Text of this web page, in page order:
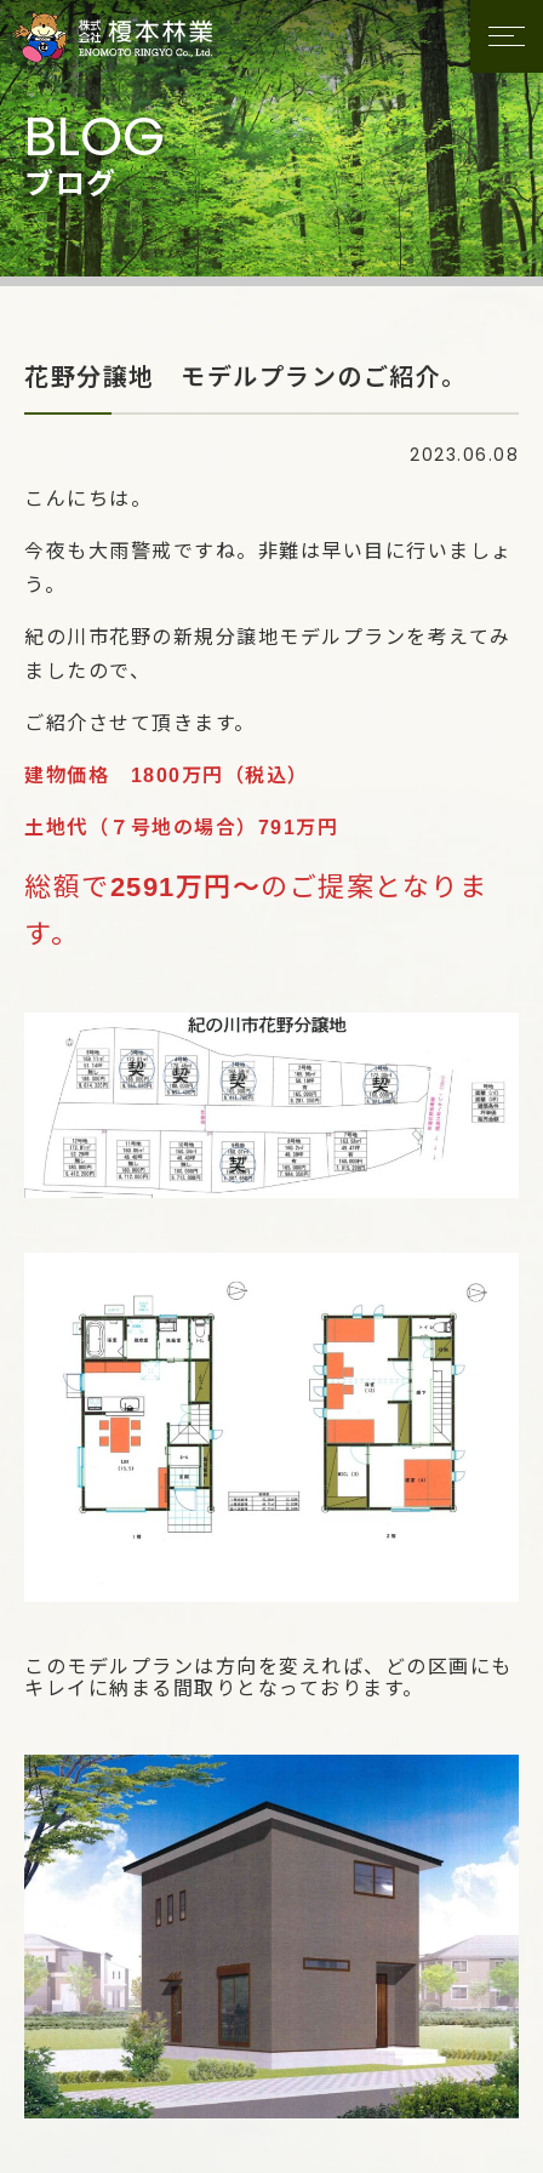
ブログ
花野分譲地 モデルプランのご紹介。
2023.06.08
こんにちは。
今夜も大雨警戒ですね。非難は早い目に行いましょ
う。
紀の川市花野の新規分譲地モデルプランを考えてみ
ましたので、
ご紹介させて頂きます。
建物価格 1800万円（税込）
土地代（７号地の場合）791万円
総額で2591万円～のご提案となりま
す。
このモデルプランは方向を変えれば、どの区画にも
キレイに納まる間取りとなっております。